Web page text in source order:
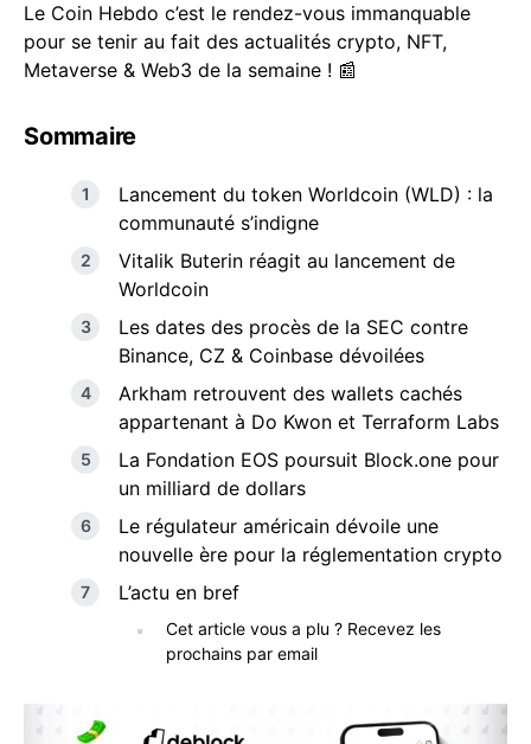
Le Coin Hebdo c’est le rendez-vous immanquable
pour se tenir au fait des actualités crypto, NFT,
Metaverse & Web3 de la semaine ! 📰
Sommaire
Lancement du token Worldcoin (WLD) : la
communauté s’indigne
Vitalik Buterin réagit au lancement de
Worldcoin
Les dates des procès de la SEC contre
Binance, CZ & Coinbase dévoilées
Arkham retrouvent des wallets cachés
appartenant à Do Kwon et Terraform Labs
La Fondation EOS poursuit Block.one pour
un milliard de dollars
Le régulateur américain dévoile une
nouvelle ère pour la réglementation crypto
L’actu en bref
Cet article vous a plu ? Recevez les
prochains par email